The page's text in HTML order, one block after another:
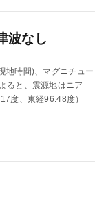
波なし
地時間)、マグニチュー
ると、震源地はニア
度、東経96.48度）